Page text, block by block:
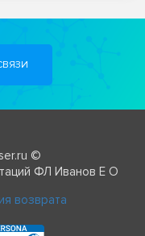
©
ФЛ Иванов Е О
возврата